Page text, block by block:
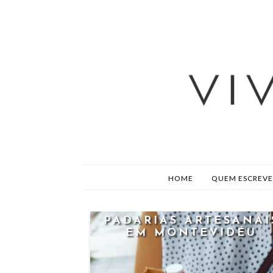
HOME QUEM ESCREVE
PADARIAS
EM MONTEVIDÉU